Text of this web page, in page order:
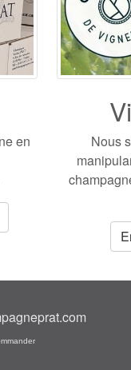
en
Nous